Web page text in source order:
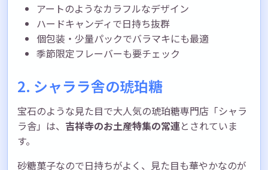
アートのようなカラフルなデザイン
ハードキャンディで日持ち抜群
個包装・少量パックでバラマキにも最適
季節限定フレーバーも要チェック
2. シャララ舎の琥珀糖
宝石のような見た目で大人気の琥珀糖専門店「シャラ
ラ舎」は、 吉祥寺のお土産特集の常連とされていま
す。
砂糖菓子なので日持ちがよく、見た目も華やかなのが